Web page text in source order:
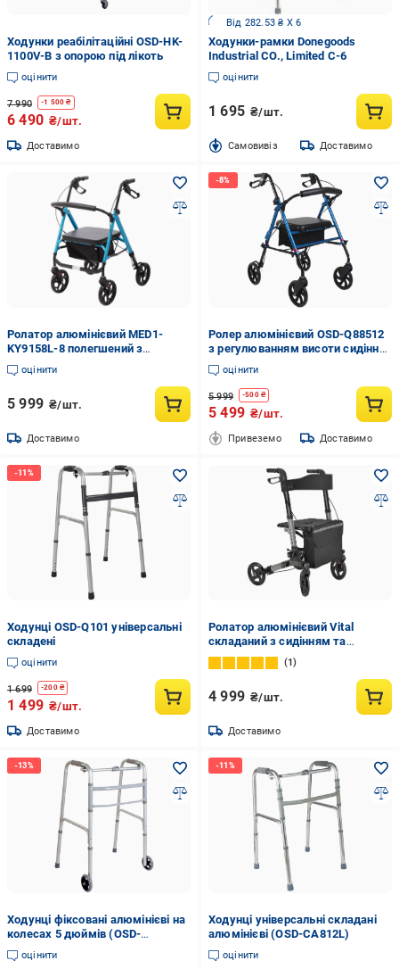
Ходунки реабілітаційні OSD-HK-
1100V-B з опорою під лікоть
оцінити
7 990 -1 500 ₴
6 490 ₴/шт.
Доставимо
Від 282.53 ₴ X 6
Ходунки-рамки Donegoods
Industrial CO., Limited С-6
оцінити
1 695 ₴/шт.
Cамовивіз Доставимо
Ролатор алюмінієвий MED1-
KY9158L-8 полегшений з
регулюванням висоти сидіння
(MED1-KY9158L-8)
оцінити
5 999 ₴/шт.
Доставимо
Ролер алюмінієвий OSD-Q88512
з регулюванням висоти сидіння
(20942404)
оцінити
5 999 -500₴
5 499 ₴/шт.
Привеземо Доставимо
Ходунці OSD-Q101 універсальні
складені
оцінити
1 699 -200₴
1 499 ₴/шт.
Доставимо
Ролатор алюмінієвий Vital
складаний з сидінням та
сумкою для покупок Чорний
1
4 999 ₴/шт.
Доставимо
Ходунці фіксовані алюмінієві на
колесах 5 дюймів (OSD-
CA811LG-5)
оцінити
Ходунці універсальні складані
алюмінієві (OSD-CA812L)
оцінити